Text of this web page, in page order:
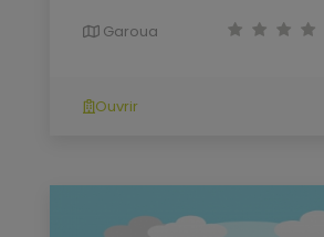
Garoua
Ouvrir